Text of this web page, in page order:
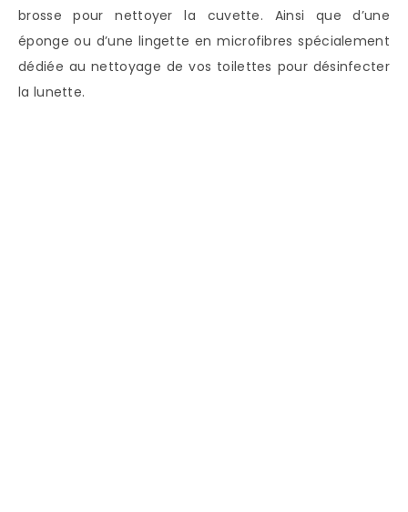
brosse pour nettoyer la cuvette. Ainsi que d’une
éponge ou d’une lingette en microfibres spécialement
dédiée au nettoyage de vos toilettes pour désinfecter
la lunette.